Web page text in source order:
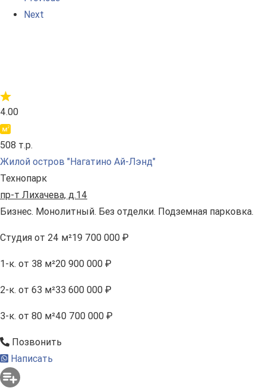
Next
4.00
508 т.р.
Жилой остров "Нагатино Ай-Лэнд"
Технопарк
пр-т Лихачева, д.14
Бизнес. Монолитный. Без отделки. Подземная парковка.
Студия от 24 м²19 700 000 ₽
1-к. от 38 м²20 900 000 ₽
2-к. от 63 м²33 600 000 ₽
3-к. от 80 м²40 700 000 ₽
Позвонить
Написать